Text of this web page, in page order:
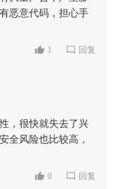
恶意代码，担心手
1 回复
，很快就失去了兴
全风险也比较高，
0 回复